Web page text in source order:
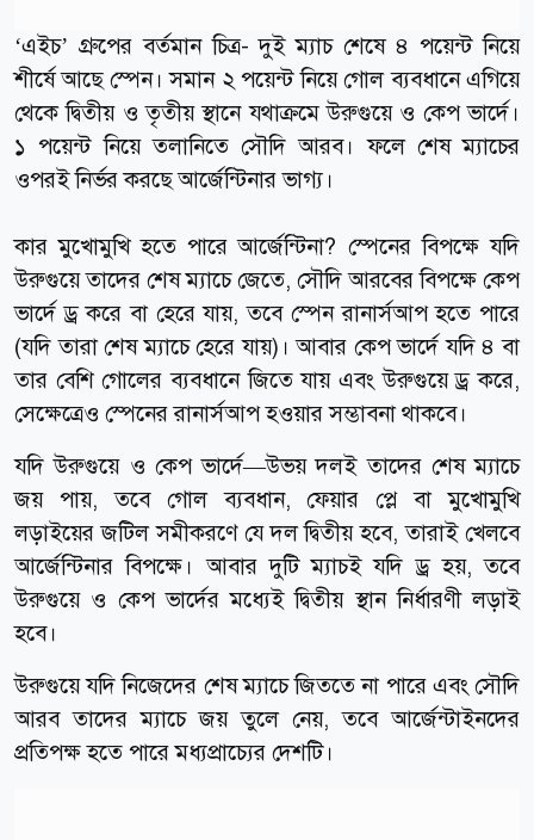
‘এইচ’ গ্রুপের বর্তমান চিত্র- দুই ম্যাচ শেষে ৪ পয়েন্ট নিয়ে
শীর্ষে আছে স্পেন। সমান ২ পয়েন্ট নিয়ে গোল ব্যবধানে এগিয়ে
থেকে দ্বিতীয় ও তৃতীয় স্থানে যথাক্রমে উরুগুয়ে ও কেপ ভার্দে।
১ পয়েন্ট নিয়ে তলানিতে সৌদি আরব। ফলে শেষ ম্যাচের
ওপরই নির্ভর করছে আর্জেন্টিনার ভাগ্য।
কার মুখোমুখি হতে পারে আর্জেন্টিনা? স্পেনের বিপক্ষে যদি
উরুগুয়ে তাদের শেষ ম্যাচে জেতে, সৌদি আরবের বিপক্ষে কেপ
ভার্দে ড্র করে বা হেরে যায়, তবে স্পেন রানার্সআপ হতে পারে
(যদি তারা শেষ ম্যাচে হেরে যায়)। আবার কেপ ভার্দে যদি ৪ বা
তার বেশি গোলের ব্যবধানে জিতে যায় এবং উরুগুয়ে ড্র করে,
সেক্ষেত্রেও স্পেনের রানার্সআপ হওয়ার সম্ভাবনা থাকবে।
যদি উরুগুয়ে ও কেপ ভার্দে—উভয় দলই তাদের শেষ ম্যাচে
জয় পায়, তবে গোল ব্যবধান, ফেয়ার প্লে বা মুখোমুখি
লড়াইয়ের জটিল সমীকরণে যে দল দ্বিতীয় হবে, তারাই খেলবে
আর্জেন্টিনার বিপক্ষে। আবার দুটি ম্যাচই যদি ড্র হয়, তবে
উরুগুয়ে ও কেপ ভার্দের মধ্যেই দ্বিতীয় স্থান নির্ধারণী লড়াই
হবে।
উরুগুয়ে যদি নিজেদের শেষ ম্যাচে জিততে না পারে এবং সৌদি
আরব তাদের ম্যাচে জয় তুলে নেয়, তবে আর্জেন্টাইনদের
প্রতিপক্ষ হতে পারে মধ্যপ্রাচ্যের দেশটি।